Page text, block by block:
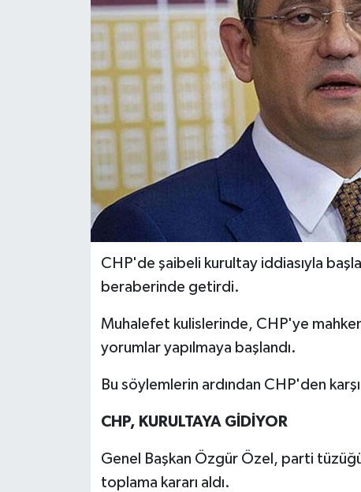
CHP'de şaibeli kurultay iddiasıyla
beraberinde getirdi.
Muhalefet kulislerinde, CHP'ye
yorumlar yapılmaya başlandı.
Bu söylemlerin ardından CHP'den
CHP, KURULTAYA GİDİYOR
Genel Başkan Özgür Özel, parti
toplama kararı aldı.